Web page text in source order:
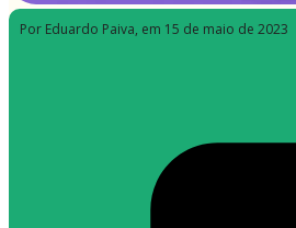
Por Eduardo Paiva, em 15 de maio de 2023